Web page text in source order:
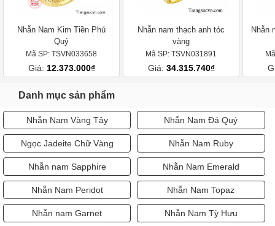
Nhẫn Nam Kim Tiền Phú
Quý
Mã SP: TSVN033658
Giá: 12.373.000₫
Nhẫn nam thạch anh tóc
vàng
Mã SP: TSVN031891
Giá: 34.315.740₫
Nhẫn
Danh mục sản phẩm
Nhẫn Nam Vàng Tây Nhẫn Nam Đá Quý
Ngọc Jadeite Chữ Vàng Nhẫn Nam Ruby
Nhẫn nam Sapphire Nhẫn Nam Emerald
Nhẫn Nam Peridot Nhẫn Nam Topaz
Nhẫn nam Garnet Nhẫn Nam Tỳ Hưu